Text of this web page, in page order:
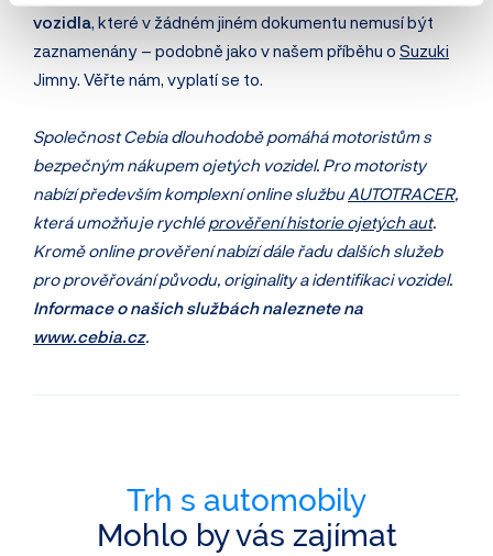
vozidla, které v žádném jiném dokumentu nemusí být
zaznamenány – podobně jako v našem příběhu o Suzuki
Jimny. Věřte nám, vyplatí se to.
Společnost Cebia dlouhodobě pomáhá motoristům s
bezpečným nákupem ojetých vozidel. Pro motoristy
nabízí především komplexní online službuAUTOTRACER,
která umožňuje rychléprověření historie ojetých aut.
Kromě online prověření nabízí dále řadu dalších služeb
pro prověřování původu, originality a identifikaci vozidel.
Informace o našich službách naleznete na
www.cebia.cz.
Trh s automobily
Mohlo by vás zajímat